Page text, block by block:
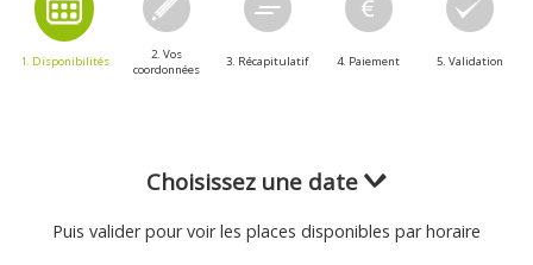
1. Disponibilités
2. Vos
coordonnées
3. Récapitulatif 4. Paiement 5. Validation
Choisissez une date
Puis valider pour voir les places disponibles par horaire